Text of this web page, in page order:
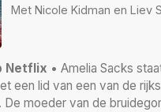
Met Nicole Kidman en Liev
Netflix • Amelia Sacks
een lid van een van de
De moeder van de